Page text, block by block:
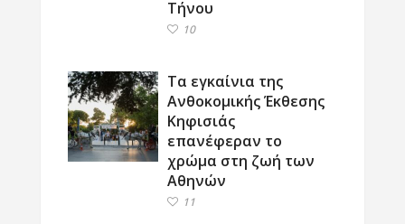
Τήνου
10
Τα εγκαίνια της
Ανθοκομικής Έκθεσης
Κηφισιάς
επανέφεραν το
χρώμα στη ζωή των
Αθηνών
11